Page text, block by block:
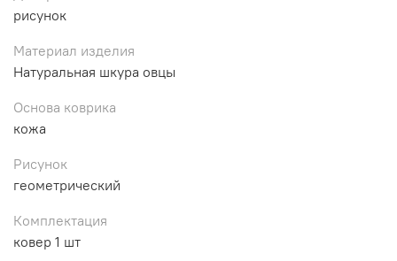
рисунок
Материал изделия
Натуральная шкура овцы
Основа коврика
кожа
Рисунок
геометрический
Комплектация
ковер 1 шт